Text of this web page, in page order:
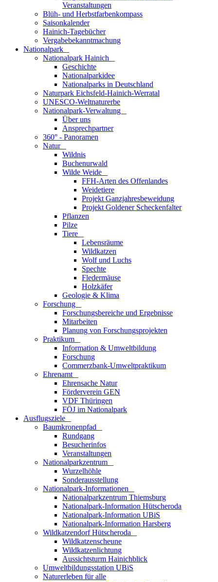
Veranstaltungen
Blüh- und Herbstfarbenkompass
Saisonkalender
Hainich-Tagebücher
Vergabebekanntmachung
National­park
Nationalpark Hainich
Geschichte
Nationalparkidee
Nationalparks in Deutschland
Naturpark Eichsfeld-Hainich-Werratal
UNESCO-Weltnaturerbe
Nationalpark-Verwaltung
Über uns
Ansprechpartner
360° - Panoramen
Natur
Wildnis
Buchenurwald
Wilde Weide
FFH-Arten des Offenlandes
Weidetiere
Projekt Ganzjahresbeweidung
Projekt Goldener Scheckenfalter
Pflanzen
Pilze
Tiere
Lebensräume
Wildkatzen
Wolf und Luchs
Spechte
Fledermäuse
Holzkäfer
Geologie & Klima
Forschung
Forschungsbereiche und Ergebnisse
Mitarbeiten
Planung von Forschungsprojekten
Praktikum
Information & Umweltbildung
Forschung
Commerzbank-Umweltpraktikum
Ehrenamt
Ehrensache Natur
Förderverein GEN
VDF Thüringen
FÖJ im Nationalpark
Ausflugs­ziele
Baumkronenpfad
Rundgang
Besucherinfos
Veranstaltungen
Nationalparkzentrum
Wurzelhöhle
Sonderausstellung
Nationalpark-Informationen
Nationalparkzentrum Thiemsburg
Nationalpark-Information Hütscheroda
Nationalpark-Information UBiS
Nationalpark-Information Harsberg
Wildkatzendorf Hütscheroda
Wildkatzenscheune
Wildkatzenlichtung
Aussichtsturm Hainichblick
Umweltbildungsstation UBiS
Naturerleben für alle